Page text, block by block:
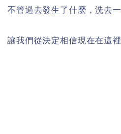
不管過去發生了什麼，洗去一
讓我們從決定相信現在在這